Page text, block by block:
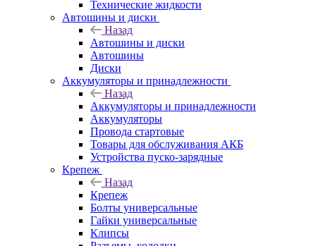
Технические жидкости
Автошины и диски
Назад
Автошины и диски
Автошины
Диски
Аккумуляторы и принадлежности
Назад
Аккумуляторы и принадлежности
Аккумуляторы
Провода стартовые
Товары для обслуживания АКБ
Устройства пуско-зарядные
Крепеж
Назад
Крепеж
Болты универсальные
Гайки универсальные
Клипсы